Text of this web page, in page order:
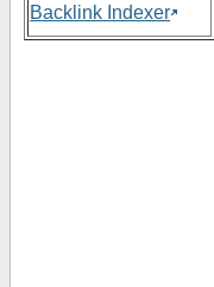
Backlink Indexer